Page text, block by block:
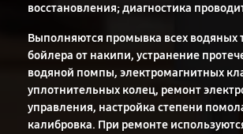
восстановления; диагностика
Выполняются промывка всех водяных
бойлера от накипи, устранение
водяной помпы, электромагнитных
уплотнительных колец, ремонт
управления, настройка степени
калибровка. При ремонте